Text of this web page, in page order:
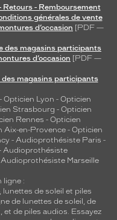
Retours - Remboursement
générales de vente
d’occasion [PDF —
des magasins participants
d’occasion [PDF —
des magasins participants
Opticien Lyon - Opticien
Strasbourg - Opticien
Rennes - Opticien
Aix-en-Provence - Opticien
- Audioprothésiste Paris -
Audioprothésiste
Audioprothésiste Marseille
ligne :
, lunettes de soleil et piles
de lunettes de soleil, de
, et de piles audios. Essayez